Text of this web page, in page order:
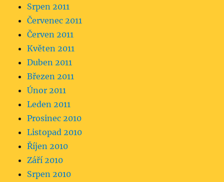
Srpen 2011
Červenec 2011
Červen 2011
Květen 2011
Duben 2011
Březen 2011
Únor 2011
Leden 2011
Prosinec 2010
Listopad 2010
Říjen 2010
Září 2010
Srpen 2010